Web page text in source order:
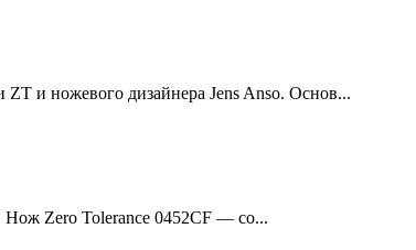
и ножевого дизайнера Jens Anso. Основ...
Zero Tolerance 0452CF — cо...